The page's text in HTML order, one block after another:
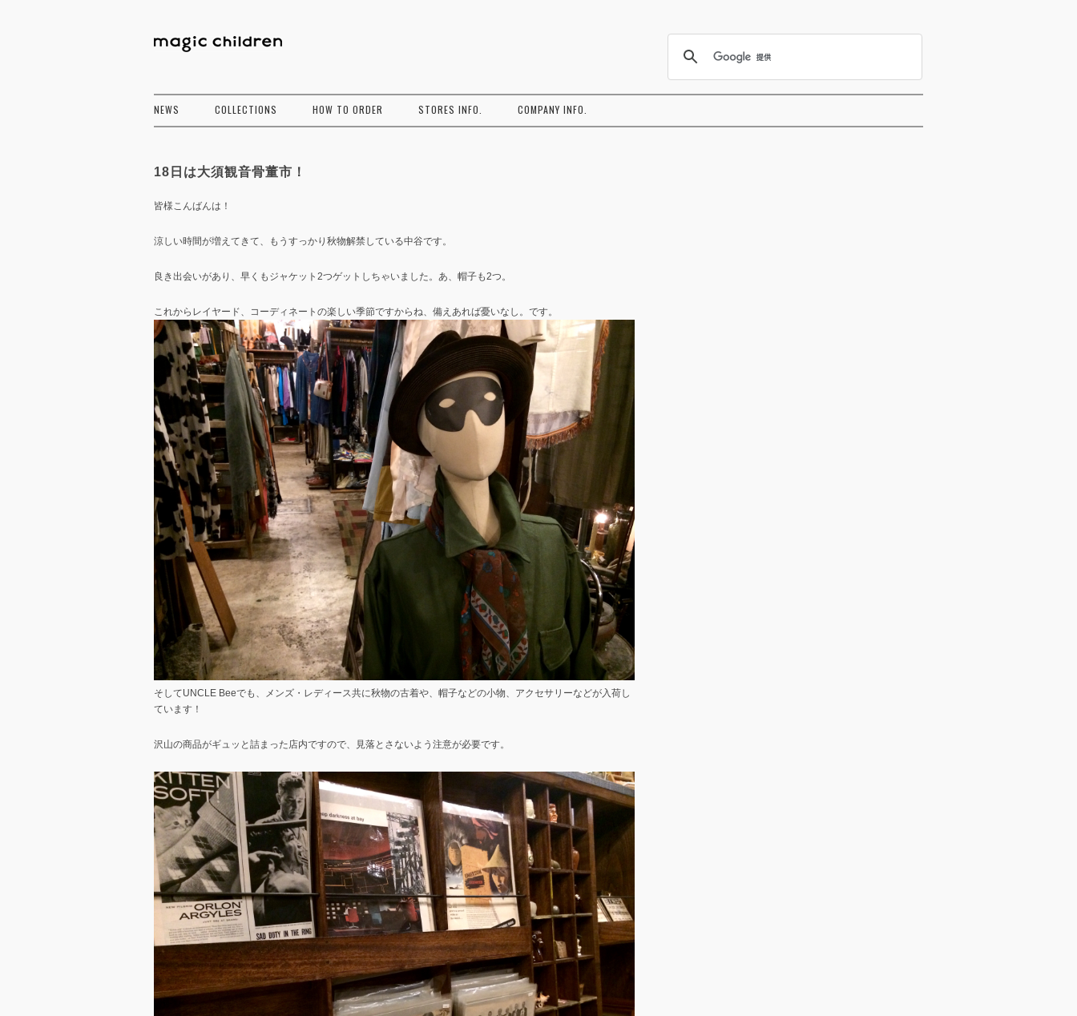
コ
ン
テ
ン
NEWS COLLECTIONS HOW TO ORDER STORES INFO. COMPANY INFO.
18日は大須観音骨董市！
皆様こんばんは！
涼しい時間が増えてきて、もうすっかり秋物解禁している中谷です。
良き出会いがあり、早くもジャケット2つゲットしちゃいました。あ、帽子も2つ。
これからレイヤード、コーディネートの楽しい季節ですからね、備えあれば憂いなし。です。
そしてUNCLE Beeでも、メンズ・レディース共に秋物の古着や、帽子などの小物、アクセサリーなどが入荷し
ています！
沢山の商品がギュッと詰まった店内ですので、見落とさないよう注意が必要です。